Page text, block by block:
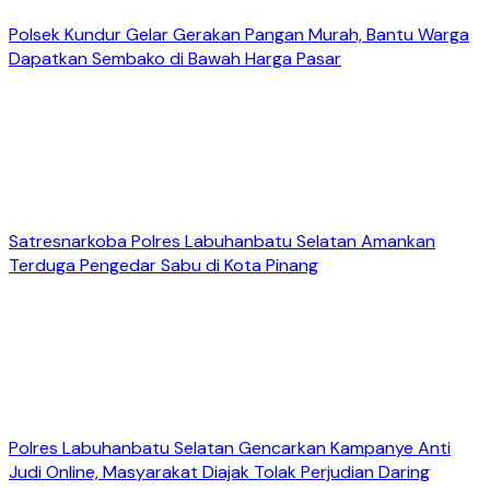
Polsek Kundur Gelar Gerakan Pangan Murah, Bantu Warga
Dapatkan Sembako di Bawah Harga Pasar
Satresnarkoba Polres Labuhanbatu Selatan Amankan
Terduga Pengedar Sabu di Kota Pinang
Polres Labuhanbatu Selatan Gencarkan Kampanye Anti
Judi Online, Masyarakat Diajak Tolak Perjudian Daring